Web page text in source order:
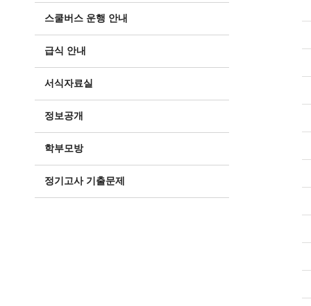
스쿨버스 운행 안내
급식 안내
서식자료실
정보공개
학부모방
정기고사 기출문제